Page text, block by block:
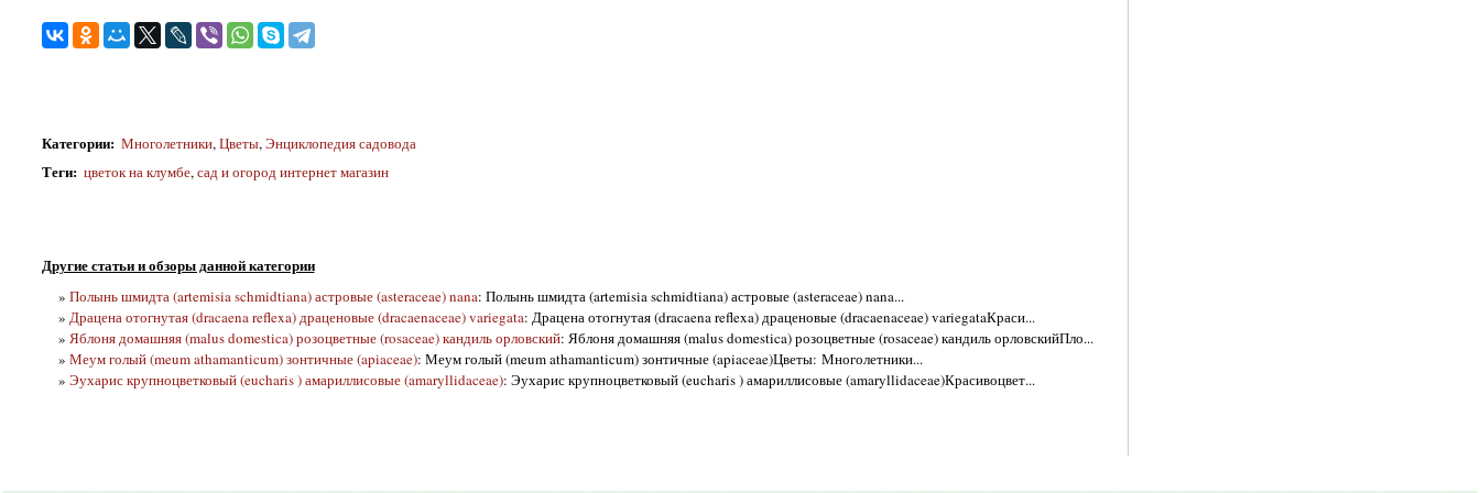
Категории: Многолетники,Цветы,Энциклопедия садовода
Теги: цветок на клумбе,сад и огород интернет магазин
Другие статьи и обзоры данной категории
» Полынь шмидта (artemisia schmidtiana) астровые (asteraceae) nana: Полынь шмидта (artemisia schmidtiana) астровые (asteraceae) nana...
» Драцена отогнутая (dracaena reflexa) драценовые (dracaenaceae) variegata: Драцена отогнутая (dracaena reflexa) драценовые (dracaenaceae) variegataКраси...
» Яблоня домашняя (malus domestica) розоцветные (rosaceae) кандиль орловский: Яблоня домашняя (malus domestica) розоцветные (rosaceae) кандиль орловскийПло...
» Меум голый (meum athamanticum) зонтичные (apiaceae): Меум голый (meum athamanticum) зонтичные (apiaceae)Цветы: Многолетники...
» Эухарис крупноцветковый (eucharis ) амариллисовые (amaryllidaceae): Эухарис крупноцветковый (eucharis ) амариллисовые (amaryllidaceae)Красивоцвет...